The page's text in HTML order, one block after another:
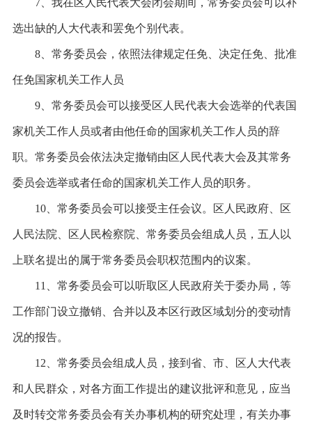
7、我在区人民代表大会闭会期间，常务委员会可以补
选出缺的人大代表和罢免个别代表。
8、常务委员会，依照法律规定任免、决定任免、批准
任免国家机关工作人员
9、常务委员会可以接受区人民代表大会选举的代表国
家机关工作人员或者由他任命的国家机关工作人员的辞
职。常务委员会依法决定撤销由区人民代表大会及其常务
委员会选举或者任命的国家机关工作人员的职务。
10、常务委员会可以接受主任会议。区人民政府、区
人民法院、区人民检察院、常务委员会组成人员，五人以
上联名提出的属于常务委员会职权范围内的议案。
11、常务委员会可以听取区人民政府关于委办局，等
工作部门设立撤销、合并以及本区行政区域划分的变动情
况的报告。
12、常务委员会组成人员，接到省、市、区人大代表
和人民群众，对各方面工作提出的建议批评和意见，应当
及时转交常务委员会有关办事机构的研究处理，有关办事